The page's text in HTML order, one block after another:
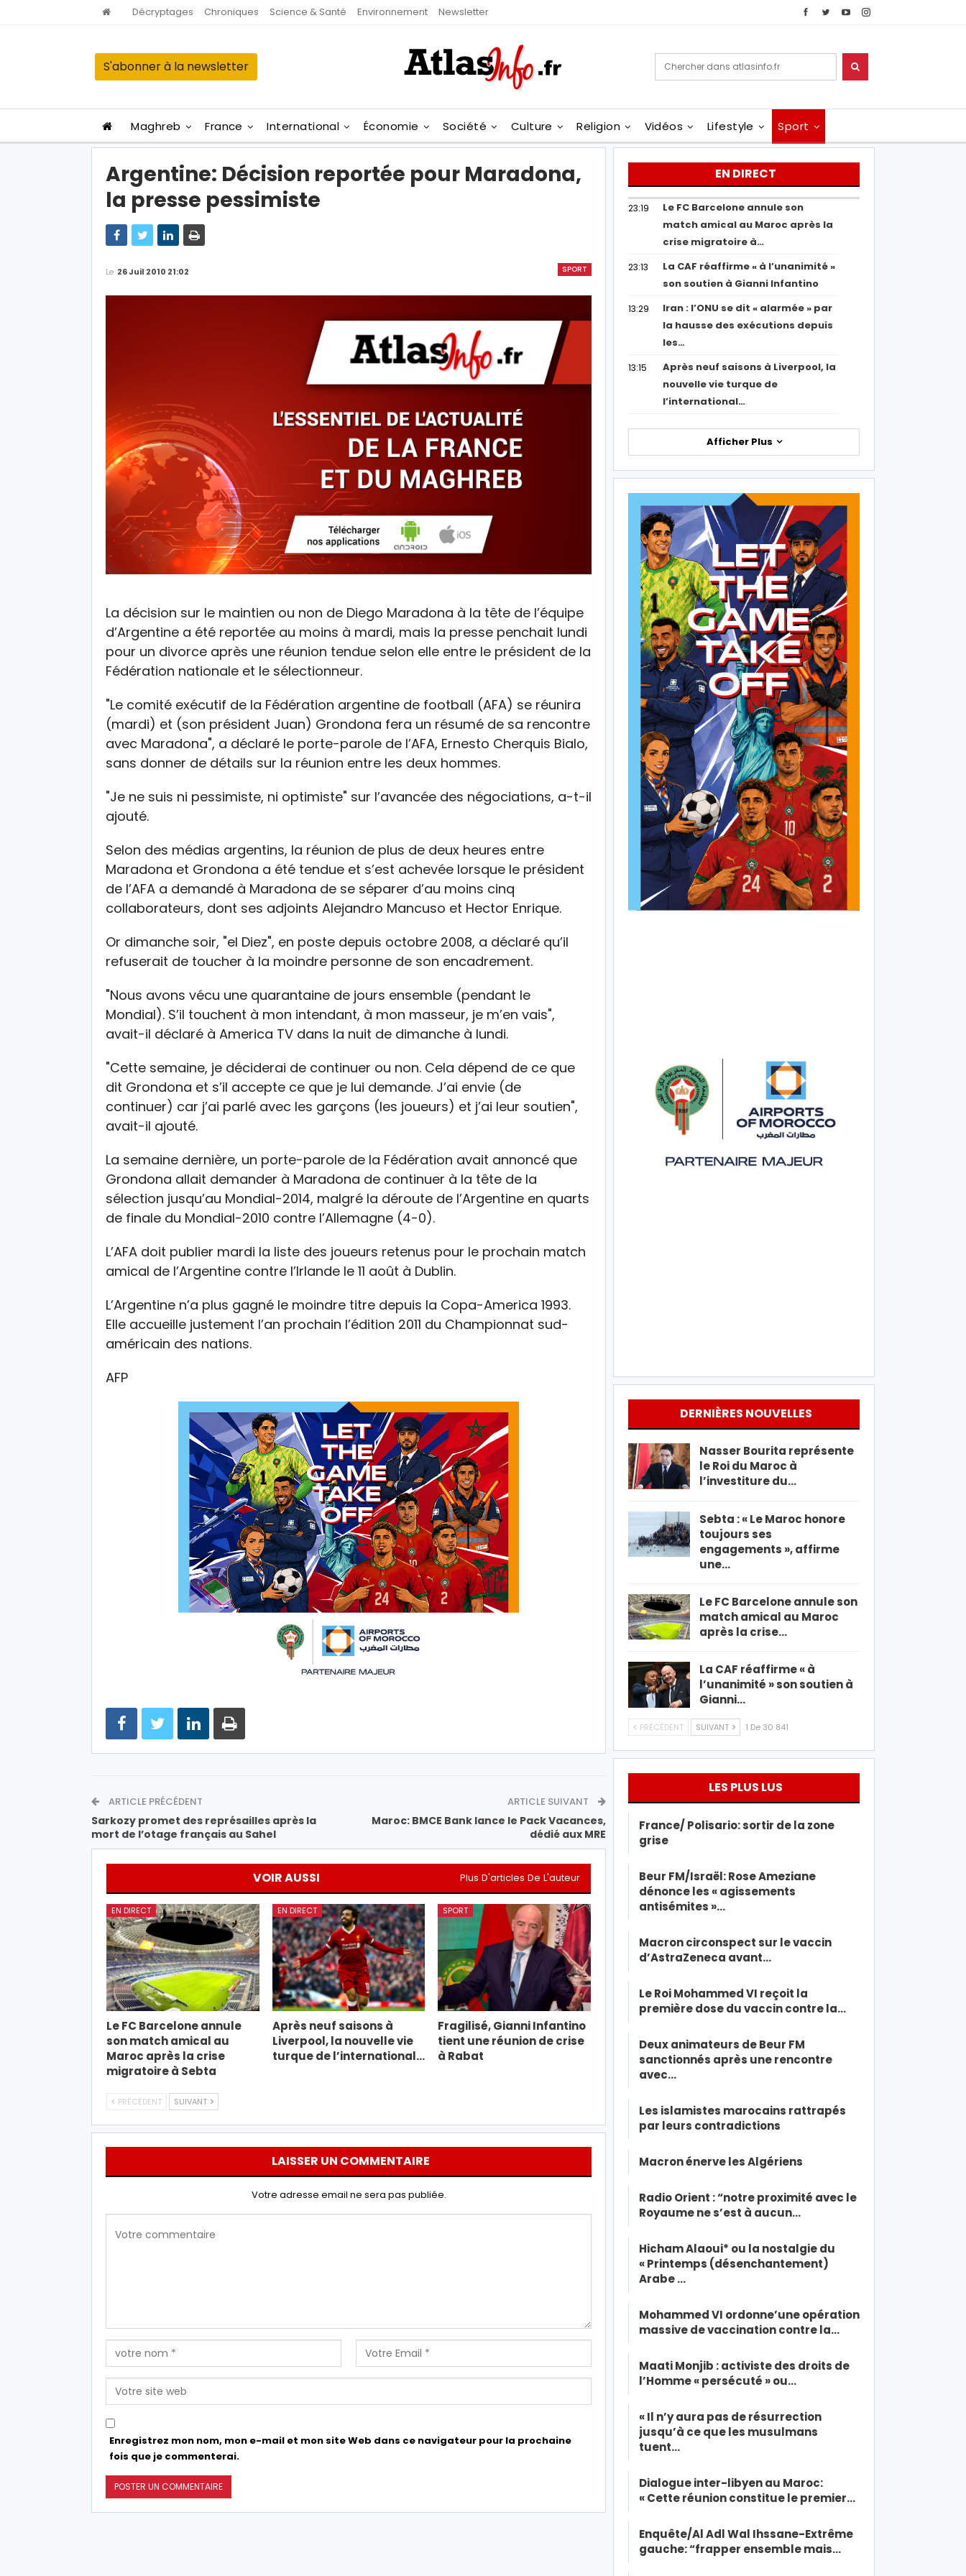
Décryptages Chroniques Science & Santé Environnement Newsletter
S'abonner à la newsletter
Maghreb France International Économie Société Culture Religion Vidéos Lifestyle Sport
Argentine: Décision reportée pour Maradona,
la presse pessimiste
SPORT
Le 26 Juil 2010 21:02
La décision sur le maintien ou non de Diego Maradona à la tête de l’équipe
d’Argentine a été reportée au moins à mardi, mais la presse penchait lundi
pour un divorce après une réunion tendue selon elle entre le président de la
Fédération nationale et le sélectionneur.
"Le comité exécutif de la Fédération argentine de football (AFA) se réunira
(mardi) et (son président Juan) Grondona fera un résumé de sa rencontre
avec Maradona", a déclaré le porte-parole de l’AFA, Ernesto Cherquis Bialo,
sans donner de détails sur la réunion entre les deux hommes.
"Je ne suis ni pessimiste, ni optimiste" sur l’avancée des négociations, a-t-il
ajouté.
Selon des médias argentins, la réunion de plus de deux heures entre
Maradona et Grondona a été tendue et s’est achevée lorsque le président
de l’AFA a demandé à Maradona de se séparer d’au moins cinq
collaborateurs, dont ses adjoints Alejandro Mancuso et Hector Enrique.
Or dimanche soir, "el Diez", en poste depuis octobre 2008, a déclaré qu’il
refuserait de toucher à la moindre personne de son encadrement.
"Nous avons vécu une quarantaine de jours ensemble (pendant le
Mondial). S’il touchent à mon intendant, à mon masseur, je m’en vais",
avait-il déclaré à America TV dans la nuit de dimanche à lundi.
"Cette semaine, je déciderai de continuer ou non. Cela dépend de ce que
dit Grondona et s’il accepte ce que je lui demande. J’ai envie (de
continuer) car j’ai parlé avec les garçons (les joueurs) et j’ai leur soutien",
avait-il ajouté.
La semaine dernière, un porte-parole de la Fédération avait annoncé que
Grondona allait demander à Maradona de continuer à la tête de la
sélection jusqu’au Mondial-2014, malgré la déroute de l’Argentine en quarts
de finale du Mondial-2010 contre l’Allemagne (4-0).
L’AFA doit publier mardi la liste des joueurs retenus pour le prochain match
amical de l’Argentine contre l’Irlande le 11 août à Dublin.
L’Argentine n’a plus gagné le moindre titre depuis la Copa-America 1993.
Elle accueille justement l’an prochain l’édition 2011 du Championnat sud-
américain des nations.
AFP
ARTICLE PRÉCÉDENT
Sarkozy promet des représailles après la
mort de l’otage français au Sahel
ARTICLE SUIVANT
Maroc: BMCE Bank lance le Pack Vacances,
dédié aux MRE
VOIR AUSSI Plus D'articles De L'auteur
EN DIRECT
Le FC Barcelone annule
son match amical au
Maroc après la crise
migratoire à Sebta
EN DIRECT
Après neuf saisons à
Liverpool, la nouvelle vie
turque de l’international…
SPORT
Fragilisé, Gianni Infantino
tient une réunion de crise
à Rabat
PRÉCÉDENT SUIVANT
LAISSER UN COMMENTAIRE
Votre adresse email ne sera pas publiée.
Enregistrez mon nom, mon e-mail et mon site Web dans ce navigateur pour la prochaine
fois que je commenterai.
EN DIRECT
23:19
Le FC Barcelone annule son
match amical au Maroc après la
crise migratoire à…
23:13
La CAF réaffirme « à l’unanimité »
son soutien à Gianni Infantino
13:29
Iran : l’ONU se dit « alarmée » par
la hausse des exécutions depuis
les…
13:15
Après neuf saisons à Liverpool, la
nouvelle vie turque de
l’international…
Afficher Plus
DERNIÈRES NOUVELLES
Nasser Bourita représente
le Roi du Maroc à
l’investiture du…
Sebta : « Le Maroc honore
toujours ses
engagements », affirme
une…
Le FC Barcelone annule son
match amical au Maroc
après la crise…
La CAF réaffirme « à
l’unanimité » son soutien à
Gianni…
PRÉCÉDENT SUIVANT 1 De 30 841
LES PLUS LUS
France/ Polisario: sortir de la zone
grise
Beur FM/Israël: Rose Ameziane
dénonce les « agissements
antisémites »…
Macron circonspect sur le vaccin
d’AstraZeneca avant…
Le Roi Mohammed VI reçoit la
première dose du vaccin contre la…
Deux animateurs de Beur FM
sanctionnés après une rencontre
avec…
Les islamistes marocains rattrapés
par leurs contradictions
Macron énerve les Algériens
Radio Orient : “notre proximité avec le
Royaume ne s’est à aucun…
Hicham Alaoui* ou la nostalgie du
« Printemps (désenchantement)
Arabe …
Mohammed VI ordonne’une opération
massive de vaccination contre la…
Maati Monjib : activiste des droits de
l’Homme « persécuté » ou…
« Il n’y aura pas de résurrection
jusqu’à ce que les musulmans
tuent…
Dialogue inter-libyen au Maroc:
« Cette réunion constitue le premier…
Enquête/Al Adl Wal Ihssane-Extrême
gauche: “frapper ensemble mais…